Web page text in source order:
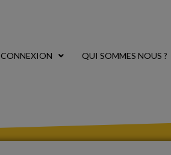
CONNEXION QUI SOMMES NOUS ?